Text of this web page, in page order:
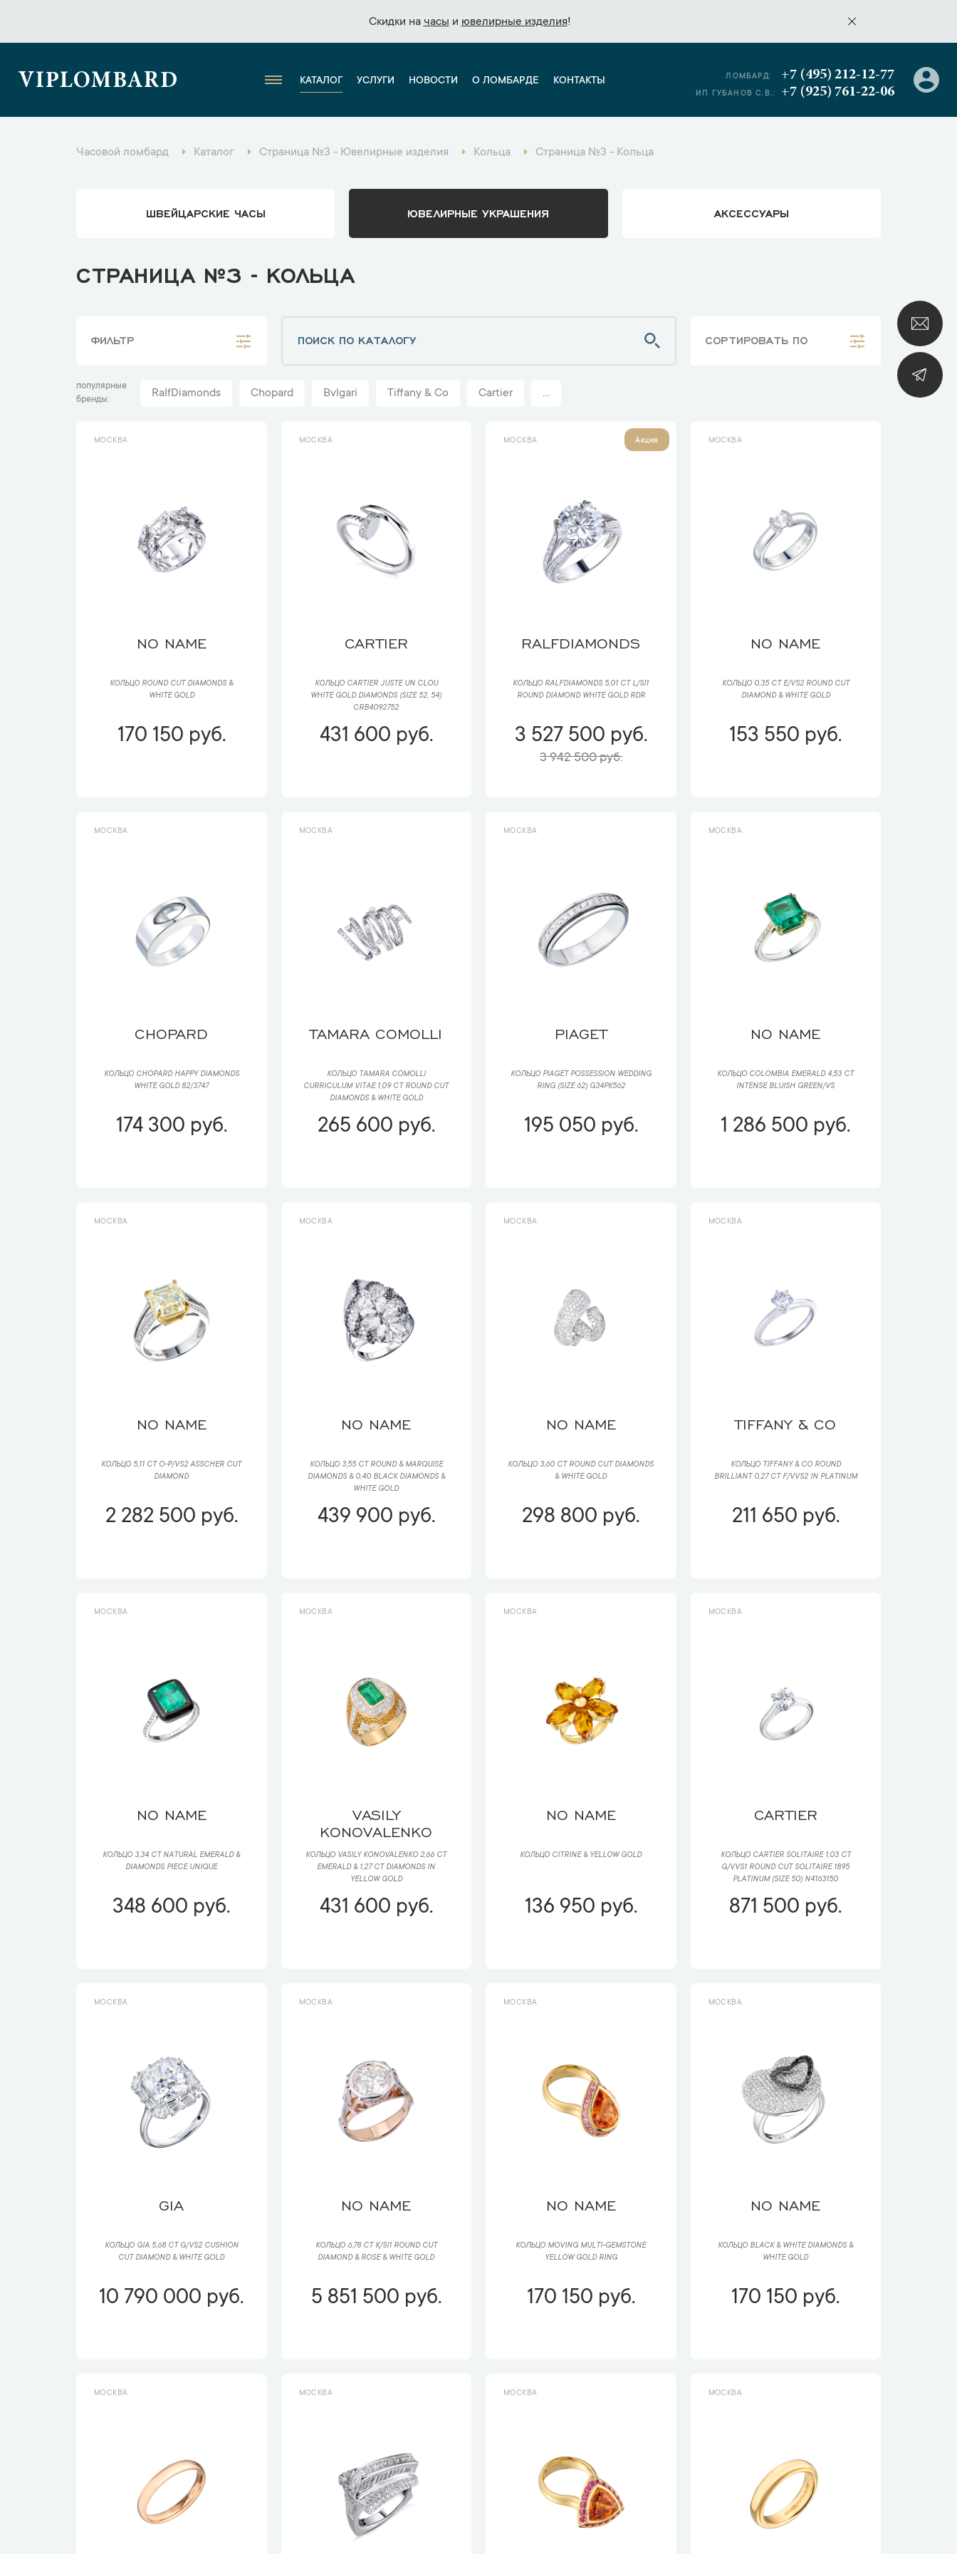
Скидки на часы и ювелирные изделия!
Скидки на часы и ювелирные изделия!
VIPLOMBARD КАТАЛОГ УСЛУГИ НОВОСТИ О ЛОМБАРДЕ КОНТАКТЫ ЛОМБАРД: +7 (495) 212-12-77
ИП ГУБАНОВ С.В.: +7 (925) 761-22-06
Часовой ломбард Каталог Страница №3 - Ювелирные изделия Кольца Страница №3 - Кольца
ШВЕЙЦАРСКИЕ ЧАСЫ ЮВЕЛИРНЫЕ УКРАШЕНИЯ АКСЕССУАРЫ
СТРАНИЦА №3 - КОЛЬЦА
ФИЛЬТР СОРТИРОВАТЬ ПО
популярные
бренды
RalfDiamonds Chopard Bvlgari Tiffany & Co Cartier ...
МОСКВА
NO NAME
КОЛЬЦО ROUND CUT DIAMONDS &
WHITE GOLD
170 150 руб.
МОСКВА
CARTIER
КОЛЬЦО CARTIER JUSTE UN CLOU
WHITE GOLD DIAMONDS (SIZE 52, 54)
CRB4092752
431 600 руб.
МОСКВА Акция
RALFDIAMONDS
КОЛЬЦО RALFDIAMONDS 5,01 CT L/SI1
ROUND DIAMOND WHITE GOLD RDR
3 527 500 руб.
3 942 500 руб.
МОСКВА
NO NAME
КОЛЬЦО 0,35 CT E/VS2 ROUND CUT
DIAMOND & WHITE GOLD
153 550 руб.
МОСКВА
CHOPARD
КОЛЬЦО CHOPARD HAPPY DIAMONDS
WHITE GOLD 82/3747
174 300 руб.
МОСКВА
TAMARA COMOLLI
КОЛЬЦО TAMARA COMOLLI
CURRICULUM VITAE 1,09 CT ROUND CUT
DIAMONDS & WHITE GOLD
265 600 руб.
МОСКВА
PIAGET
КОЛЬЦО PIAGET POSSESSION WEDDING
RING (SIZE 62) G34PK562
195 050 руб.
МОСКВА
NO NAME
КОЛЬЦО COLOMBIA EMERALD 4,53 CT
INTENSE BLUISH GREEN/VS
1 286 500 руб.
МОСКВА
NO NAME
КОЛЬЦО 5,11 CT O-P/VS2 ASSCHER CUT
DIAMOND
2 282 500 руб.
МОСКВА
NO NAME
КОЛЬЦО 3,55 CT ROUND & MARQUISE
DIAMONDS & 0,40 BLACK DIAMONDS &
WHITE GOLD
439 900 руб.
МОСКВА
NO NAME
КОЛЬЦО 3,60 CT ROUND CUT DIAMONDS
& WHITE GOLD
298 800 руб.
МОСКВА
TIFFANY & CO
КОЛЬЦО TIFFANY & CO ROUND
BRILLIANT 0,27 CT F/VVS2 IN PLATINUM
211 650 руб.
МОСКВА
NO NAME
КОЛЬЦО 3,34 CT NATURAL EMERALD &
DIAMONDS PIECE UNIQUE
348 600 руб.
МОСКВА
VASILY
KONOVALENKO
КОЛЬЦО VASILY KONOVALENKO 2,66 CT
EMERALD & 1,27 CT DIAMONDS IN
YELLOW GOLD
431 600 руб.
МОСКВА
NO NAME
КОЛЬЦО CITRINE & YELLOW GOLD
136 950 руб.
МОСКВА
CARTIER
КОЛЬЦО CARTIER SOLITAIRE 1,03 CT
G/VVS1 ROUND CUT SOLITAIRE 1895
PLATINUM (SIZE 50) N4163150
871 500 руб.
МОСКВА
GIA
КОЛЬЦО GIA 5,68 CT G/VS2 CUSHION
CUT DIAMOND & WHITE GOLD
10 790 000 руб.
МОСКВА
NO NAME
КОЛЬЦО 6,78 CT K/SI1 ROUND CUT
DIAMOND & ROSE & WHITE GOLD
5 851 500 руб.
МОСКВА
NO NAME
КОЛЬЦО MOVING MULTI-GEMSTONE
YELLOW GOLD RING
170 150 руб.
МОСКВА
NO NAME
КОЛЬЦО BLACK & WHITE DIAMONDS &
WHITE GOLD
170 150 руб.
МОСКВА МОСКВА МОСКВА МОСКВА